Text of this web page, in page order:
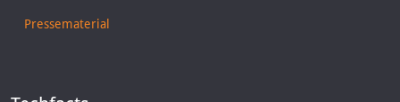
Pressematerial